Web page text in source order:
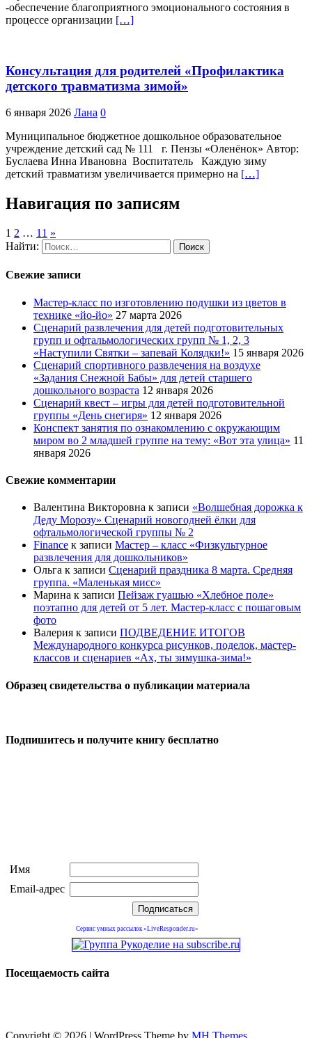
-обеспечение благоприятного эмоционального состояния в
процессе организации […]
Консультация для родителей «Профилактика
детского травматизма зимой»
6 января 2026 Лана 0
Муниципальное бюджетное дошкольное образовательное
учреждение детский сад № 111 г. Пензы «Оленёнок» Автор:
Буслаева Инна Ивановна Воспитатель Каждую зиму
детский травматизм увеличивается примерно на […]
Навигация по записям
1 2 … 11 »
Найти:
Свежие записи
Мастер-класс по изготовлению подушки из цветов в
технике «йо-йо» 27 марта 2026
Сценарий развлечения для детей подготовительных
групп и офтальмологических групп № 1, 2, 3
«Наступили Святки – запевай Колядки!» 15 января 2026
Сценарий спортивного развлечения на воздухе
«Задания Снежной Бабы» для детей старшего
дошкольного возраста 12 января 2026
Сценарий квест – игры для детей подготовительной
группы «День снегиря» 12 января 2026
Конспект занятия по ознакомлению с окружающим
миром во 2 младшей группе на тему: «Вот эта улица» 11
января 2026
Свежие комментарии
Валентина Викторовна к записи «Волшебная дорожка к
Деду Морозу» Сценарий новогодней ёлки для
офтальмологической группы № 2
Finance к записи Мастер – класс «Физкультурное
развлечения для дошкольников»
Ольга к записи Сценарий праздника 8 марта. Средняя
группа. «Маленькая мисс»
Марина к записи Пейзаж гуашью «Хлебное поле»
поэтапно для детей от 5 лет. Мастер-класс с пошаговым
фото
Валерия к записи ПОДВЕДЕНИЕ ИТОГОВ
Международного конкурса рисунков, поделок, мастер-
классов и сценариев «Ах, ты зимушка-зима!»
Образец свидетельства о публикации материала
Подпишитесь и получите книгу бесплатно
Имя
Email-адрес
Сервис умных рассылок «LiveResponder.ru»
Посещаемость сайта
Copyright © 2026 | WordPress Theme by MH Themes